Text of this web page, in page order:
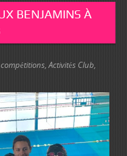
BENJAMINS À
,Activités Club,